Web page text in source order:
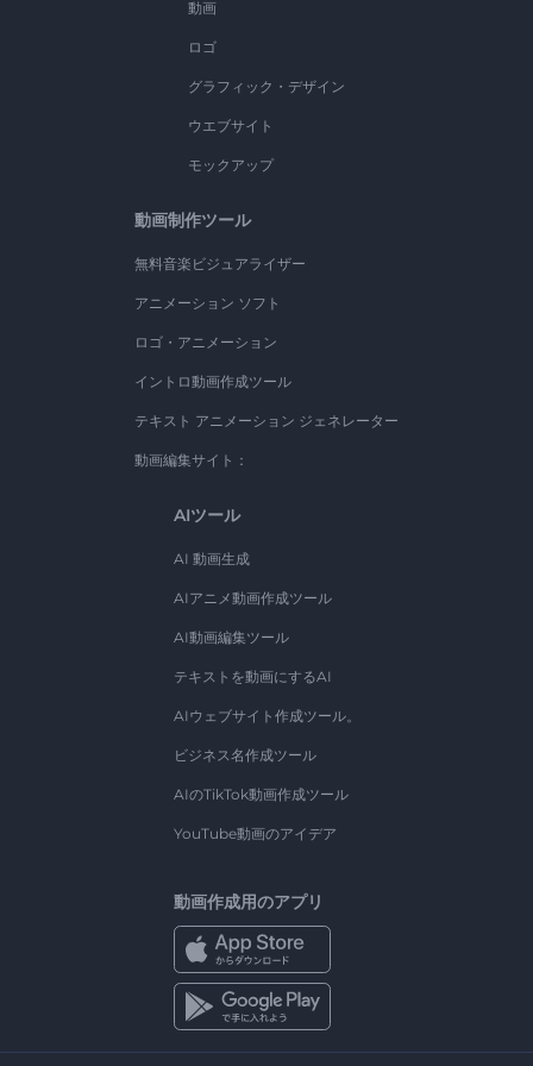
動画
ロゴ
グラフィック・デザイン
ウエブサイト
モックアップ
動画制作ツール
無料音楽ビジュアライザー
アニメーション ソフト
ロゴ・アニメーション
イントロ動画作成ツール
テキスト アニメーション ジェネレーター
動画編集サイト：
AIツール
AI 動画生成
AIアニメ動画作成ツール
AI動画編集ツール
テキストを動画にするAI
AIウェブサイト作成ツール。
ビジネス名作成ツール
AIのTikTok動画作成ツール
YouTube動画のアイデア
動画作成用のアプリ